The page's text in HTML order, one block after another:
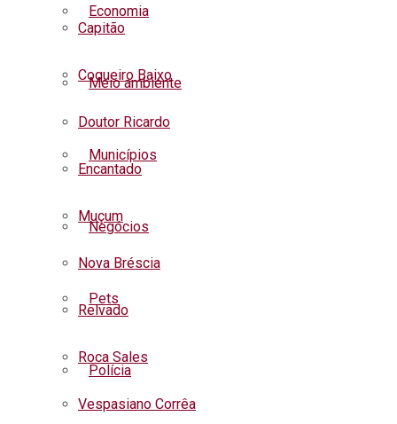
Economia
Meio ambiente
Municípios
Negócios
Pets
Polícia
Capitão
Coqueiro Baixo
Doutor Ricardo
Encantado
Muçum
Nova Bréscia
Relvado
Roca Sales
Vespasiano Corrêa